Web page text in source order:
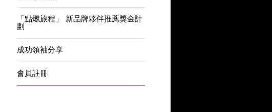
「點燃旅程」 新品牌夥伴推薦獎金計
劃
成功領袖分享
會員註冊